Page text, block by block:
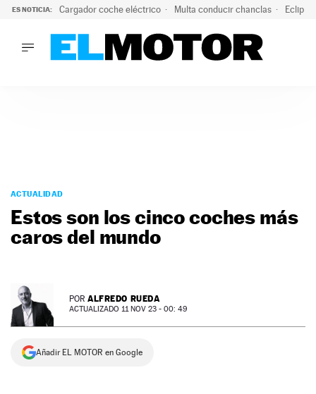
ES NOTICIA: Cargador coche eléctrico Multa conducir chanclas
PODCAST
MOTOS
TECNOLOGÍA
PREMIOS
SERVICIOS
ACTUALIDAD
Estos son los cinco coches más
caros del mundo
POR ALFREDO RUEDA
ACTUALIZADO 11 NOV 23 - 00: 49
Añadir EL MOTOR en Google